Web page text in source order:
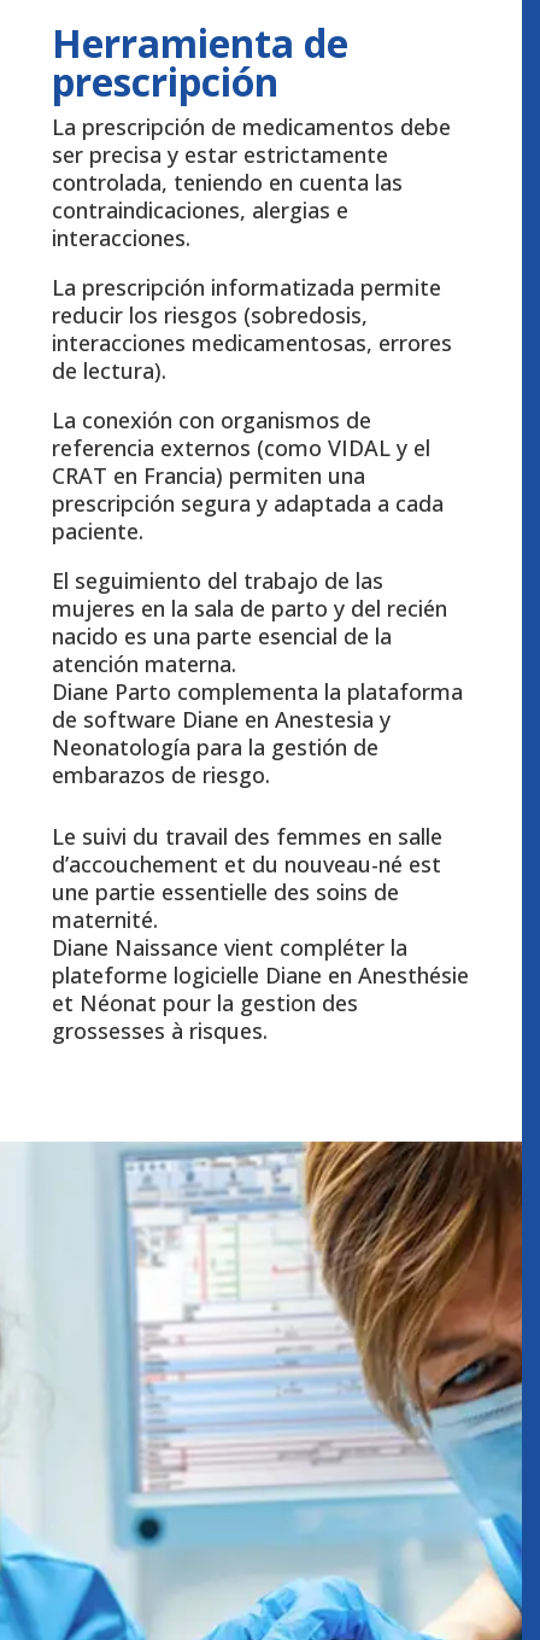
Herramienta de
prescripción
La prescripción de medicamentos debe
ser precisa y estar estrictamente
controlada, teniendo en cuenta las
contraindicaciones, alergias e
interacciones.
La prescripción informatizada permite
reducir los riesgos (sobredosis,
interacciones medicamentosas, errores
de lectura).
La conexión con organismos de
referencia externos (como VIDAL y el
CRAT en Francia) permiten una
prescripción segura y adaptada a cada
paciente.
El seguimiento del trabajo de las
mujeres en la sala de parto y del recién
nacido es una parte esencial de la
atención materna.
Diane Parto complementa la plataforma
de software Diane en Anestesia y
Neonatología para la gestión de
embarazos de riesgo.
Le suivi du travail des femmes en salle
d’accouchement et du nouveau-né est
une partie essentielle des soins de
maternité.
Diane Naissance vient compléter la
plateforme logicielle Diane en Anesthésie
et Néonat pour la gestion des
grossesses à risques.